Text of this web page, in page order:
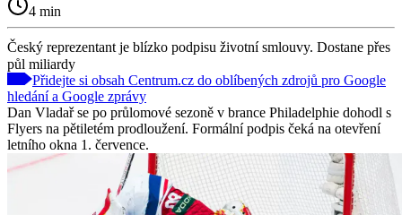
4 min
Český reprezentant je blízko podpisu životní smlouvy. Dostane přes
půl miliardy
Přidejte si obsah Centrum.cz do oblíbených zdrojů pro Google
hledání a Google zprávy
Dan Vladař se po průlomové sezoně v brance Philadelphie dohodl s
Flyers na pětiletém prodloužení. Formální podpis čeká na otevření
letního okna 1. července.